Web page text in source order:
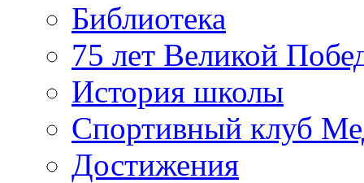
Библиотека
75 лет Великой
История школы
Спортивный клуб
Достижения